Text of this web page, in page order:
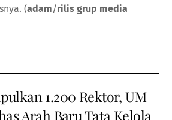
(adam/rilis grup media
1.200 Rektor, UM
Arah Baru Tata Kelola